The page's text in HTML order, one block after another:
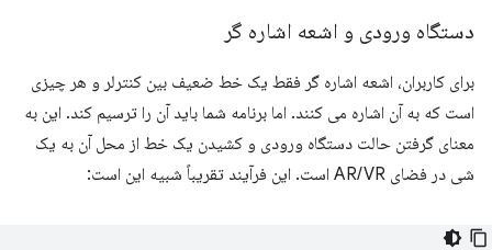
دستگاه ورودی و اشعه اشاره گر
برای کاربران، اشعه اشاره گر فقط یک خط ضعیف بین کنترلر و هر چیزی
است که به آن اشاره می کنند. اما برنامه شما باید آن را ترسیم کند. این به
معنای گرفتن حالت دستگاه ورودی و کشیدن یک خط از محل آن به یک
شی در فضای AR/VR است. این فرآیند تقریباً شبیه این است: